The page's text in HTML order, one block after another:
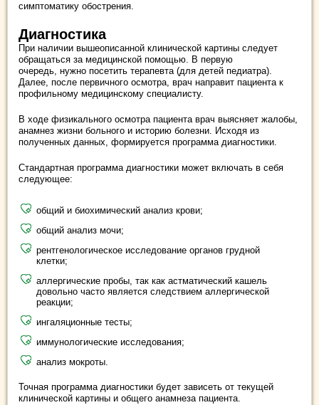
симптоматику обострения.
Диагностика
При наличии вышеописанной клинической картины следует
обращаться за медицинской помощью. В первую
очередь, нужно посетить терапевта (для детей педиатра).
Далее, после первичного осмотра, врач направит пациента к
профильному медицинскому специалисту.
В ходе физикального осмотра пациента врач выясняет жалобы,
анамнез жизни больного и историю болезни. Исходя из
полученных данных, формируется программа диагностики.
Стандартная программа диагностики может включать в себя
следующее:
общий и биохимический анализ крови;
общий анализ мочи;
рентгенологическое исследование органов грудной
клетки;
аллергические пробы, так как астматический кашель
довольно часто является следствием аллергической
реакции;
ингаляционные тесты;
иммунологические исследования;
анализ мокроты.
Точная программа диагностики будет зависеть от текущей
клинической картины и общего анамнеза пациента.